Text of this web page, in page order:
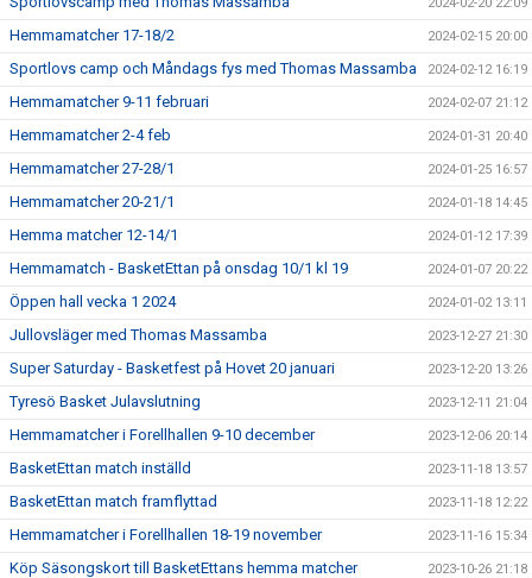
Hemmamatcher 17-18/2 2024-02-15 20:00
Sportlovs camp och Måndags fys med Thomas Massamba 2024-02-12 16:19
Hemmamatcher 9-11 februari 2024-02-07 21:12
Hemmamatcher 2-4 feb 2024-01-31 20:40
Hemmamatcher 27-28/1 2024-01-25 16:57
Hemmamatcher 20-21/1 2024-01-18 14:45
Hemma matcher 12-14/1 2024-01-12 17:39
Hemmamatch - BasketEttan på onsdag 10/1 kl 19 2024-01-07 20:22
Öppen hall vecka 1 2024 2024-01-02 13:11
Jullovsläger med Thomas Massamba 2023-12-27 21:30
Super Saturday - Basketfest på Hovet 20 januari 2023-12-20 13:26
Tyresö Basket Julavslutning 2023-12-11 21:04
Hemmamatcher i Forellhallen 9-10 december 2023-12-06 20:14
BasketEttan match inställd 2023-11-18 13:57
BasketEttan match framflyttad 2023-11-18 12:22
Hemmamatcher i Forellhallen 18-19 november 2023-11-16 15:34
Köp Säsongskort till BasketEttans hemma matcher 2023-10-26 21:18